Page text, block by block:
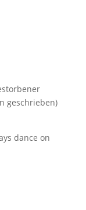
geschrieben)
dance on